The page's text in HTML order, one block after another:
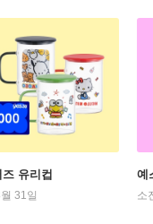
유리컵
31일
예
소